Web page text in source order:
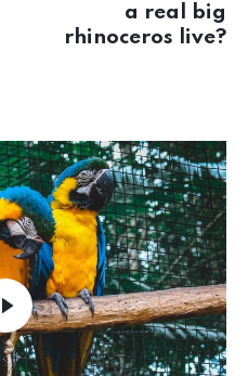
a real big
rhinoceros live?